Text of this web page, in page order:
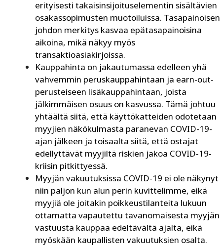
erityisesti takaisinsijoituselementin sisältävien
osakassopimusten muotoiluissa. Tasapainoisen
johdon merkitys kasvaa epätasapainoisina
aikoina, mikä näkyy myös
transaktioasiakirjoissa.
Kauppahinta on jakautumassa edelleen yhä
vahvemmin peruskauppahintaan ja earn-out-
perusteiseen lisäkauppahintaan, joista
jälkimmäisen osuus on kasvussa. Tämä johtuu
yhtäältä siitä, että käyttökatteiden odotetaan
myyjien näkökulmasta paranevan COVID-19-
ajan jälkeen ja toisaalta siitä, että ostajat
edellyttävät myyjiltä riskien jakoa COVID-19-
kriisin pitkittyessä.
Myyjän vakuutuksissa COVID-19 ei ole näkynyt
niin paljon kun alun perin kuvittelimme, eikä
myyjiä ole joitakin poikkeustilanteita lukuun
ottamatta vapautettu tavanomaisesta myyjän
vastuusta kauppaa edeltävältä ajalta, eikä
myöskään kaupallisten vakuutuksien osalta.